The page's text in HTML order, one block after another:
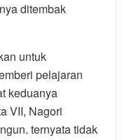
ditembak
untuk
pelajaran
keduanya
VII, Nagori
ternyata tidak